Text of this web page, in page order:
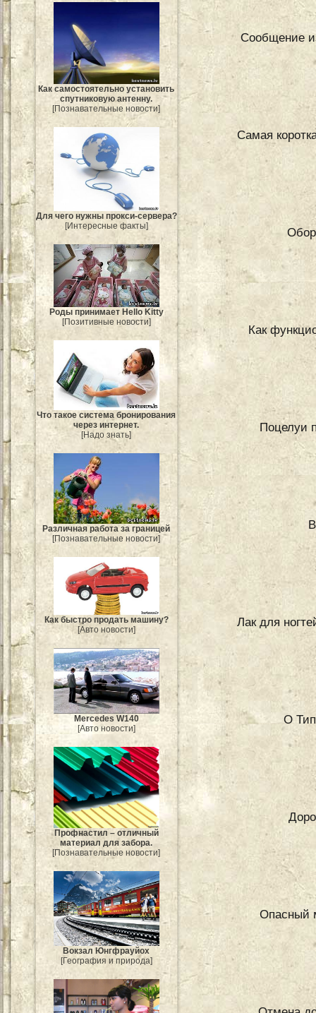
Как самостоятельно установить
спутниковую антенну.
[Познавательные новости]
Для чего нужны прокси-сервера?
[Интересные факты]
Роды принимает Hello Kitty
[Позитивные новости]
Что такое система бронирования
через интернет.
[Надо знать]
Различная работа за границей
[Познавательные новости]
Как быстро продать машину?
[Авто новости]
Mercedes W140
[Авто новости]
Профнастил – отличный
материал для забора.
[Познавательные новости]
Вокзал Юнгфрауйох
[География и природа]
Сообщение
Самая
Как
Поцелуи
Лак для
О
Опасный